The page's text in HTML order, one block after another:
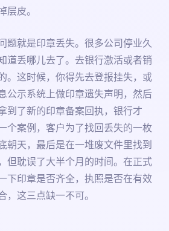
层皮。
题就是印章丢失。很多公司停业久
道丢哪儿去了。去银行激活或者销
。这时候，你得先去登报挂失，或
公示系统上做印章遗失声明，然后
到了新的印章备案回执，银行才
个案例，客户为了找回丢失的一枚
朝天，最后是在一堆废文件里找到
但耽误了大半个月的时间。在正式
下印章是否齐全，执照是否在有效
，这三点缺一不可。